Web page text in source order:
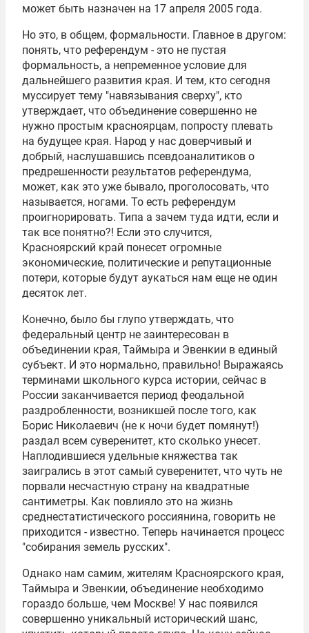
может быть назначен на 17 апреля 2005 года.
Но это, в общем, формальности. Главное в другом:
понять, что референдум - это не пустая
формальность, а непременное условие для
дальнейшего развития края. И тем, кто сегодня
муссирует тему "навязывания сверху", кто
утверждает, что объединение совершенно не
нужно простым красноярцам, попросту плевать
на будущее края. Народ у нас доверчивый и
добрый, наслушавшись псевдоаналитиков о
предрешенности результатов референдума,
может, как это уже бывало, проголосовать, что
называется, ногами. То есть референдум
проигнорировать. Типа а зачем туда идти, если и
так все понятно?! Если это случится,
Красноярский край понесет огромные
экономические, политические и репутационные
потери, которые будут аукаться нам еще не один
десяток лет.
Конечно, было бы глупо утверждать, что
федеральный центр не заинтересован в
объединении края, Таймыра и Эвенкии в единый
субъект. И это нормально, правильно! Выражаясь
терминами школьного курса истории, сейчас в
России заканчивается период феодальной
раздробленности, возникшей после того, как
Борис Николаевич (не к ночи будет помянут!)
раздал всем суверенитет, кто сколько унесет.
Наплодившиеся удельные княжества так
заигрались в этот самый суверенитет, что чуть не
порвали несчастную страну на квадратные
сантиметры. Как повлияло это на жизнь
среднестатистического россиянина, говорить не
приходится - известно. Теперь начинается процесс
"собирания земель русских".
Однако нам самим, жителям Красноярского края,
Таймыра и Эвенкии, объединение необходимо
гораздо больше, чем Москве! У нас появился
совершенно уникальный исторический шанс,